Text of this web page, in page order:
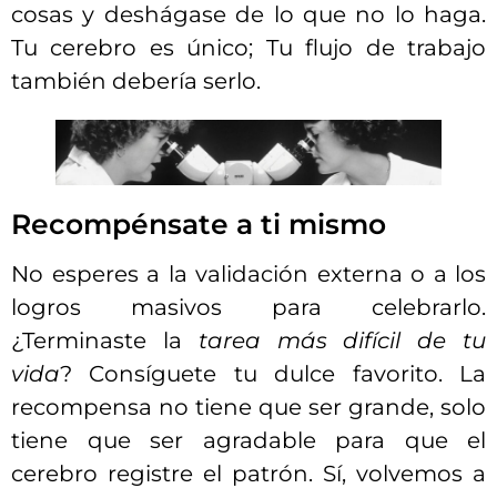
cosas y deshágase de lo que no lo haga.
Tu cerebro es único; Tu flujo de trabajo
también debería serlo.
Recompénsate a ti mismo
No esperes a la validación externa o a los
logros masivos para celebrarlo.
¿Terminaste la tarea más difícil de tu
vida? Consíguete tu dulce favorito. La
recompensa no tiene que ser grande, solo
tiene que ser agradable para que el
cerebro registre el patrón. Sí, volvemos a